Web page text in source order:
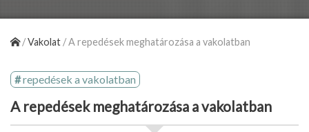
/Vakolat /A repedések meghatározása a vakolatban
repedések a vakolatban
A repedések meghatározása a vakolatban